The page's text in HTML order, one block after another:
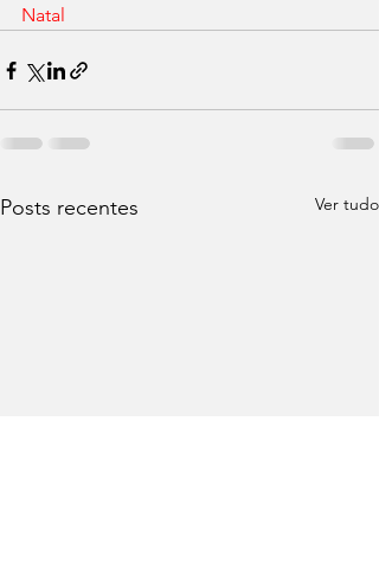
Natal
Posts recentes Ver tudo